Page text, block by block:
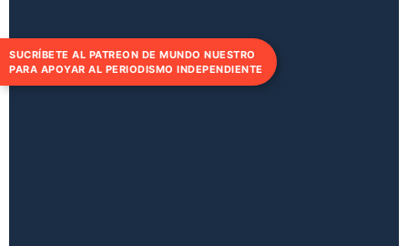
SUCRÍBETE AL PATREON DE MUNDO NUESTRO
PARA APOYAR AL PERIODISMO INDEPENDIENTE